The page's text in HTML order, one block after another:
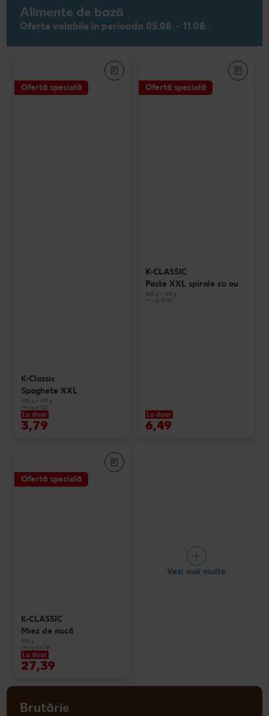
Alimente de bază
Oferte valabile în perioada 05.08. - 11.08.
Ofertă specială
K-Classic
Spaghete XXL
500 g + 100 g
(=1 kg 6.32)
La doar
3,79
Ofertă specială
K-CLASSIC
Paste XXL spirale cu ou
500 g + 125 g
(=1 kg 10.39)
La doar
6,49
Ofertă specială
K-CLASSIC
Miez de nucă
500 g
(=1 kg 54.78)
La doar
27,39
Vezi mai multe
Brutărie